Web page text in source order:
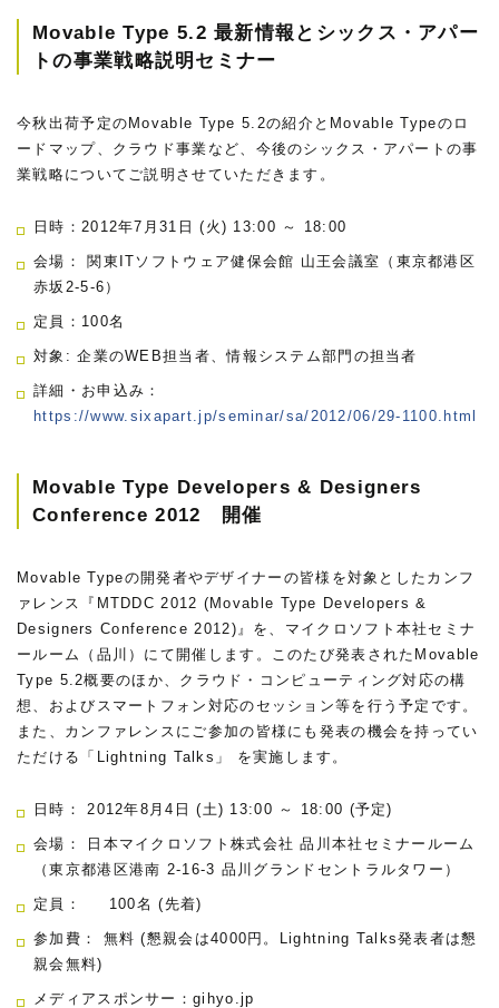
Movable Type 5.2 最新情報とシックス・アパー
トの事業戦略説明セミナー
今秋出荷予定のMovable Type 5.2の紹介とMovable Typeのロ
ードマップ、クラウド事業など、今後のシックス・アパートの事
業戦略についてご説明させていただきます。
日時：2012年7月31日 (火) 13:00 ～ 18:00
会場： 関東ITソフトウェア健保会館 山王会議室（東京都港区
赤坂2-5-6）
定員：100名
対象: 企業のWEB担当者、情報システム部門の担当者
詳細・お申込み：
https://www.sixapart.jp/seminar/sa/2012/06/29-1100.html
Movable Type Developers & Designers
Conference 2012 開催
Movable Typeの開発者やデザイナーの皆様を対象としたカンフ
ァレンス『MTDDC 2012 (Movable Type Developers &
Designers Conference 2012)』を、マイクロソフト本社セミナ
ールーム（品川）にて開催します。このたび発表されたMovable
Type 5.2概要のほか、クラウド・コンピューティング対応の構
想、およびスマートフォン対応のセッション等を行う予定です。
また、カンファレンスにご参加の皆様にも発表の機会を持ってい
ただける「Lightning Talks」 を実施します。
日時： 2012年8月4日 (土) 13:00 ～ 18:00 (予定)
会場： 日本マイクロソフト株式会社 品川本社セミナールーム
（東京都港区港南 2-16-3 品川グランドセントラルタワー）
定員： 100名 (先着)
参加費： 無料 (懇親会は4000円。Lightning Talks発表者は懇
親会無料)
メディアスポンサー：gihyo.jp